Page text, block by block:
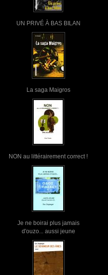
UN PRIVÉ À BAS BILAN
La saga Maigros
NON au littérairement correct !
Je ne boirai plus jamais
d'ouzo... aussi jeune